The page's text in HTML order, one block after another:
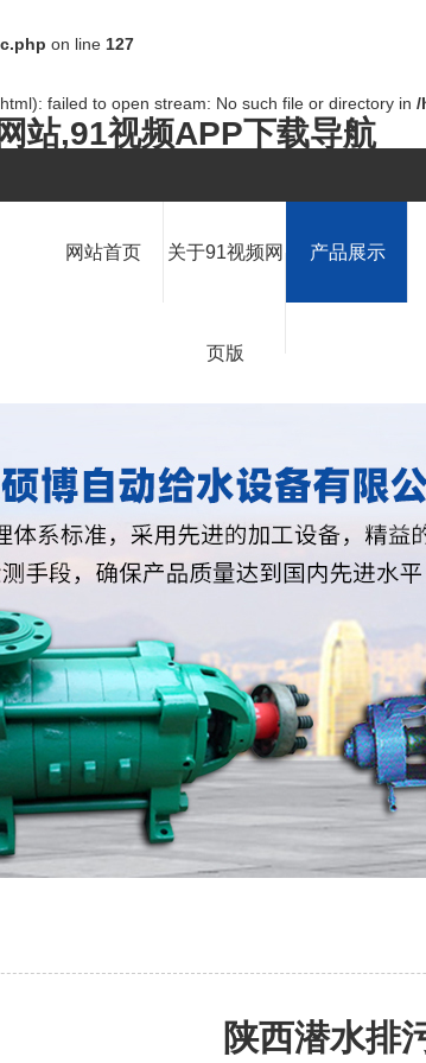
on line 127
failed to open stream: No such file or directory in /
站,91视频APP下载导航
网站首页 关于91视频网
页版
产品展示
陕西潜水排